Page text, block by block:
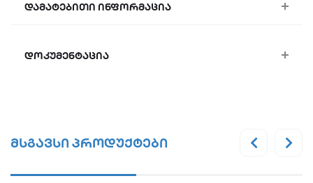
დამატებითი ინფორმაცია
დოკუმენტაცია
მსგავსი პროდუქტები